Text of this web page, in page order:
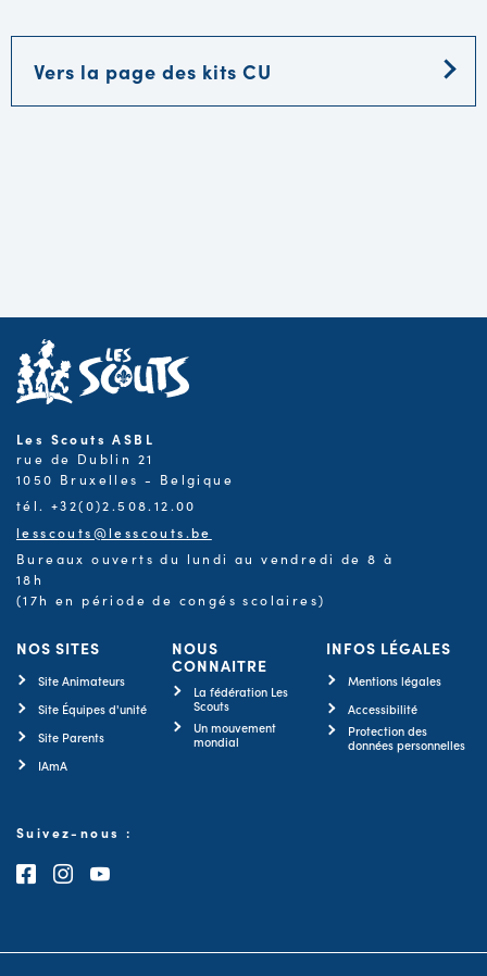
Vers la page des kits CU
Les Scouts ASBL
rue de Dublin 21
1050 Bruxelles - Belgique
tél. +32(0)2.508.12.00
lesscouts@lesscouts.be
Bureaux ouverts du lundi au vendredi de 8 à
18h
(17h en période de congés scolaires)
NOS SITES
Site Animateurs
Site Équipes d'unité
Site Parents
IAmA
NOUS
CONNAITRE
La fédération Les
Scouts
Un mouvement
mondial
INFOS LÉGALES
Mentions légales
Accessibilité
Protection des
données personnelles
Suivez-nous :
Consultez notre page Facebook
Consultez notre page Instagram
Consultez notre chaîne Youtube